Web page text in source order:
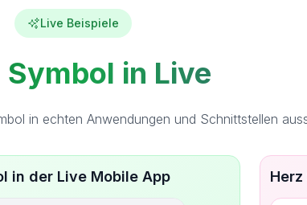
Live Beispiele
Symbol in Live
in echten Anwendungen und Schnittstellen
in der Live Mobile App